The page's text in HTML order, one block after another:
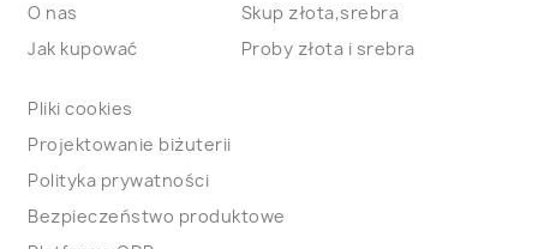
O nas
Jak kupować
Skup złota,srebra
Proby złota i srebra
Pliki cookies
Projektowanie biżuterii
Polityka prywatności
Bezpieczeństwo produktowe